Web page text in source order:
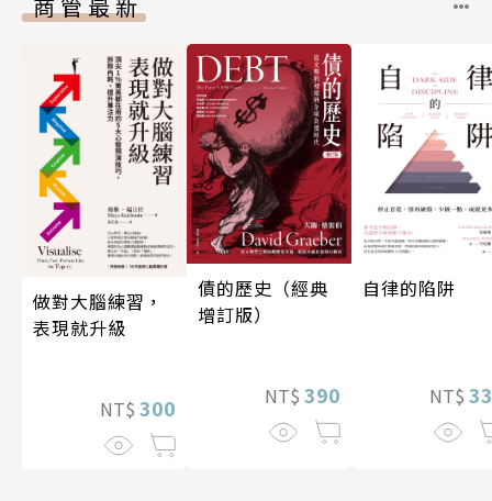
做對大腦練習，
表現就升級
NT$ 300
債的歷史（經典
增訂版）
NT$ 390
自律的陷阱
NT$